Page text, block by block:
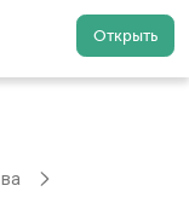
Открыть
Регистрация